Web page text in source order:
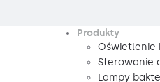
Produkty
Oświetlenie
Sterowanie
Lampy